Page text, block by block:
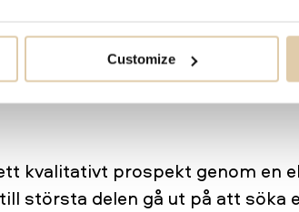
Customize
till dig? Vilka köpsignaler
du redan har svaret på den
med insikter från data innan du
kvalitativt prospekt genom en
till största delen gå ut på att söka